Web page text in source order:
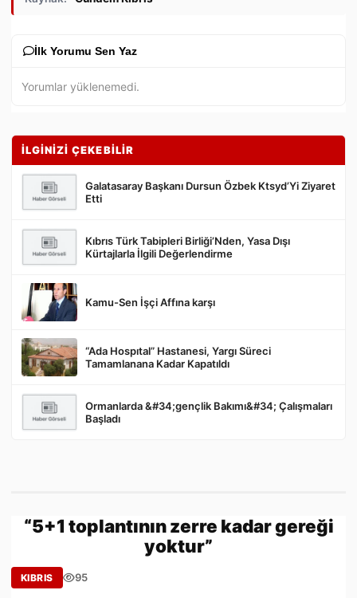
İlk Yorumu Sen Yaz
Gönder
Yorumlar yüklenemedi.
İLGİNİZİ ÇEKEBİLİR
Galatasaray Başkanı Dursun Özbek Ktsyd’Yi Ziyaret
Etti
Kıbrıs Türk Tabipleri Birliği’Nden, Yasa Dışı
Kürtajlarla İlgili Değerlendirme
Kamu-Sen İşçi Affına karşı
“Ada Hospıtal” Hastanesi, Yargı Süreci
Tamamlanana Kadar Kapatıldı
Ormanlarda &#34;gençlik Bakımı&#34; Çalışmaları
Başladı
“5+1 toplantının zerre kadar gereği
yoktur”
KIBRIS 95